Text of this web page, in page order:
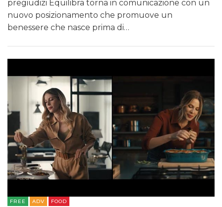
pregiudizi Equilibra torna in comunicazione con un
nuovo posizionamento che promuove un
benessere che nasce prima di…
FREE ADV FOOD